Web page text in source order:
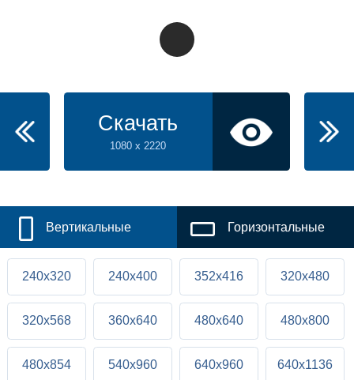
Скачать
1080 x 2220
Вертикальные Горизонтальные
240x320 240x400 352x416 320x480
320x568 360x640 480x640 480x800
480x854 540x960 640x960 640x1136